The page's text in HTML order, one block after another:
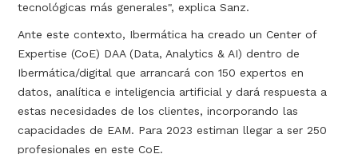
tecnológicas más generales", explica Sanz.
Ante este contexto, Ibermática ha creado un Center of
Expertise (CoE) DAA (Data, Analytics & AI) dentro de
Ibermática/digital que arrancará con 150 expertos en
datos, analítica e inteligencia artificial y dará respuesta a
estas necesidades de los clientes, incorporando las
capacidades de EAM. Para 2023 estiman llegar a ser 250
profesionales en este CoE.